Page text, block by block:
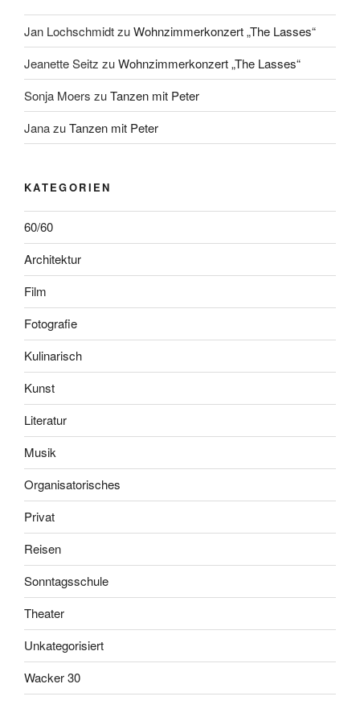
Jan LochschmidtzuWohnzimmerkonzert „The Lasses“
Jeanette Seitz zuWohnzimmerkonzert „The Lasses“
Sonja Moers zuTanzen mit Peter
JanazuTanzen mit Peter
KATEGORIEN
60/60
Architektur
Film
Fotografie
Kulinarisch
Kunst
Literatur
Musik
Organisatorisches
Privat
Reisen
Sonntagsschule
Theater
Unkategorisiert
Wacker 30